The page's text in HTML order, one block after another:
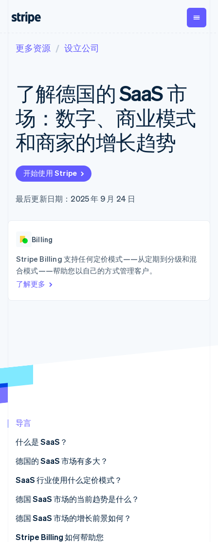
支付
在线支付
Managed
Payments
备案商家解决
方案
Payment links
无代码支付
预构建支付界
面
Elements
灵活的 UI 组件
Payment
接入 125+ 种支
Terminal
Authorization
Boost
支付成功率优
化
加速结账
营收
经常性收入
Metronome
按用量计费
Subscriptions
订阅管理
Invoicing
一次性或定期
Tax
销售税和增值
Revenue
Recognition
Stripe Sigma
Global
Payouts
向第三
方打款
Crypto
钱包、
稳定币
欺诈防范
Climate
了解 Stripe 如何为 AI 构建经济基础设施。
按企业阶段
按应用场景
智能体商务
加密货币
电子商务
嵌入式金融
财务自动化
全球化企业
交易市场
按行业
游戏
文档
库与 SDK
Stripe Apps
指南
接受线上付款
实施预置结账流程
构建平台或交易市场
管理订阅
发行稳定币支持的支付卡
资源
应用集成
API 状态
学习
指南
支持
获取支持
托管支持方案
专业服务
公司
Stripe Press
更多资源 设立公司
了解德国的 SaaS 市
场：数字、商业模式
和商家的增长趋势
开始使用 Stripe
最后更新日期：2025 年 9 月 24 日
Billing
Stripe Billing 支持任何定价模式——从定期到分级和混
合模式——帮助您以自己的方式管理客户。
了解更多
导言
什么是 SaaS？
德国的 SaaS 市场有多大？
SaaS 行业使用什么定价模式？
每席位付费
分层定价
按使用付费
德国 SaaS 市场的当前趋势是什么？
专业行业解决方案
无代码和低代码解决方案
德国 SaaS 市场的增长前景如何？
Stripe Billing 如何帮助您